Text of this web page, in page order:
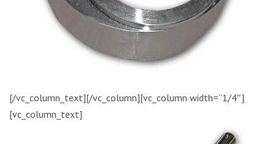
[/vc_column_text][/vc_column][vc_column width=”1/4″]
[vc_column_text]